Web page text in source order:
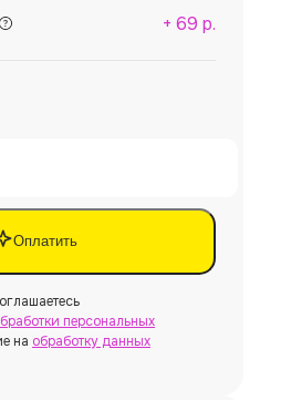
+ 69 р.
Оплатить
персональных
на обработку данных